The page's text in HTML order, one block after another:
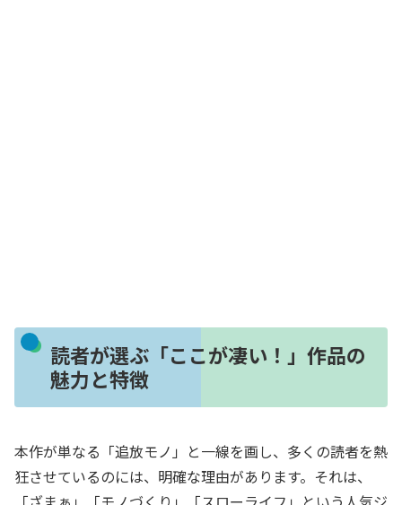
読者が選ぶ「ここが凄い！」作品の
魅力と特徴
本作が単なる「追放モノ」と一線を画し、多くの読者を熱
狂させているのには、明確な理由があります。それは、